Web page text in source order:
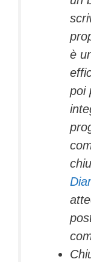
è
poi